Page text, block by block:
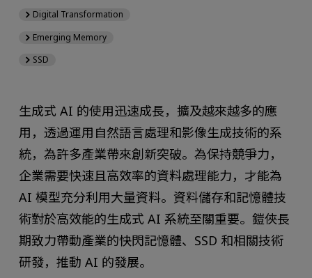
Digital Transformation
Emerging Memory
SSD
生成式 AI 的使用迅速成長，擴及越來越多的應
用，透過運用自然語言處理和影像生成技術的系
統，為許多產業帶來創新突破。為保持競爭力，
企業需要快速且高效率的資料處理能力，才能為
AI 模型充分利用大量資料。資料儲存和記憶體技
術對於高效能的生成式 AI 系統至關重要。鎧俠長
期致力帶動產業的快閃記憶體、SSD 和相關技術
研發，推動 AI 的發展。